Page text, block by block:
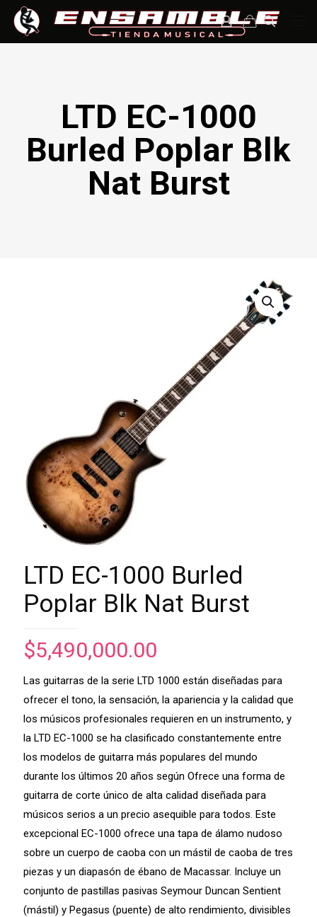
LTD EC-1000
Burled Poplar Blk
Nat Burst
LTD EC-1000 Burled
Poplar Blk Nat Burst
$5,490,000.00
Las guitarras de la serie LTD 1000 están diseñadas para
ofrecer el tono, la sensación, la apariencia y la calidad que
los músicos profesionales requieren en un instrumento, y
la LTD EC-1000 se ha clasificado constantemente entre
los modelos de guitarra más populares del mundo
durante los últimos 20 años según Ofrece una forma de
guitarra de corte único de alta calidad diseñada para
músicos serios a un precio asequible para todos. Este
excepcional EC-1000 ofrece una tapa de álamo nudoso
sobre un cuerpo de caoba con un mástil de caoba de tres
piezas y un diapasón de ébano de Macassar. Incluye un
conjunto de pastillas pasivas Seymour Duncan Sentient
(mástil) y Pegasus (puente) de alto rendimiento, divisibles